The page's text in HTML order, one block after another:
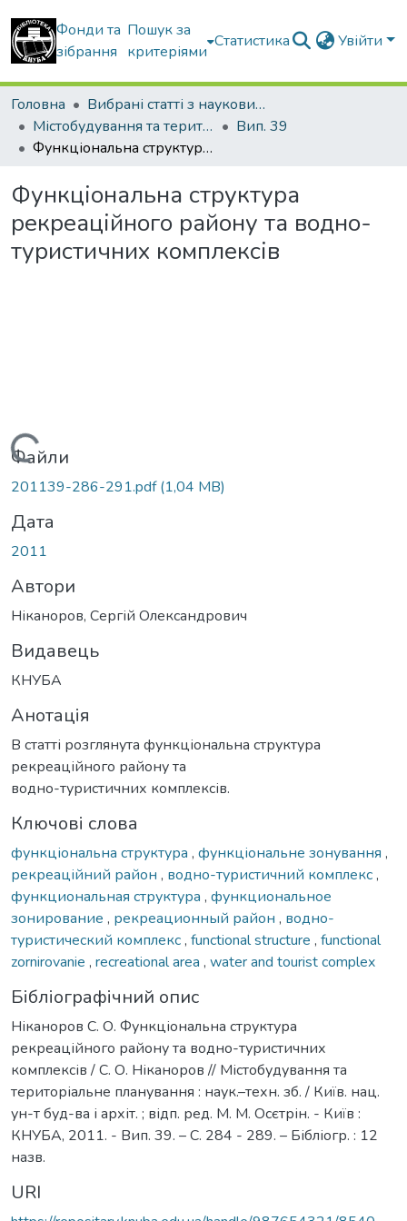
Фонди та
зібрання
Пошук за
критеріями
Статистика Увійти
Головна
Вибрані статті з наукових збірників КНУБА
Містобудування та територіальне планування
Вип. 39
Функціональна структура рекреаційного району та водно-туристичних комплексів
Функціональна структура
рекреаційного району та водно-
туристичних комплексів
Вантажиться...
Файли
201139-286-291.pdf(1,04 MB)
Дата
2011
Автори
Ніканоров, Сергій Олександрович
Видавець
КНУБА
Анотація
В статті розглянута функціональна структура
рекреаційного району та
водно-туристичних комплексів.
Ключові слова
функціональна структура , функціональне зонування ,
рекреаційний район , водно-туристичний комплекс,
функциональная структура , функциональное
зонирование , рекреационный район , водно-
туристический комплекс, functional structure , functional
zornirovanie , recreational area , water and tourist complex
Бібліографічний опис
Ніканоров С. О. Функціональна структура
рекреаційного району та водно-туристичних
комплексів / С. О. Ніканоров // Містобудування та
територіальне планування : наук.–техн. зб. / Київ. нац.
ун-т буд-ва і архіт. ; відп. ред. М. М. Осєтрін. - Київ :
КНУБА, 2011. - Вип. 39. – С. 284 - 289. – Бібліогр. : 12
назв.
URI